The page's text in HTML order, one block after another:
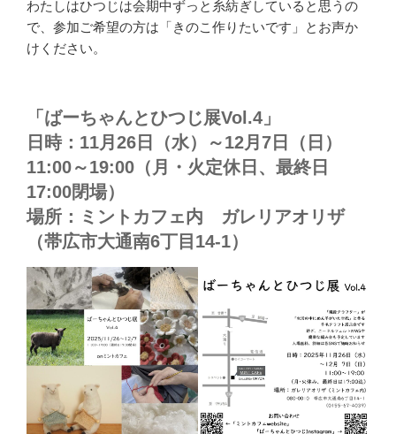
わたしはひつじは会期中ずっと糸紡ぎしていると思うの
で、参加ご希望の方は「きのこ作りたいです」とお声か
けください。
「ばーちゃんとひつじ展Vol.4」
日時：11月26日（水）～12月7日（日）
11:00～19:00（月・火定休日、最終日
17:00閉場）
場所：ミントカフェ内 ガレリアオリザ
（帯広市大通南6丁目14-1）